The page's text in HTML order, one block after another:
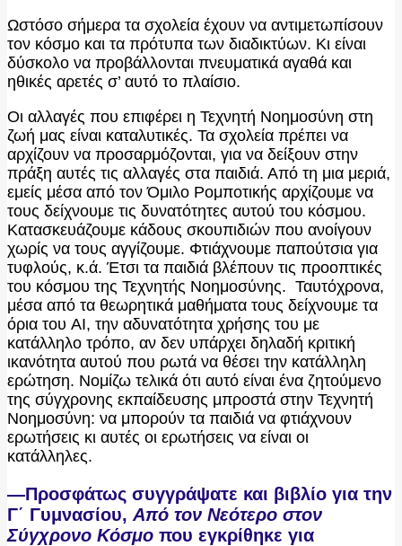
Ωστόσο σήμερα τα σχολεία έχουν να αντιμετωπίσουν
τον κόσμο και τα πρότυπα των διαδικτύων. Κι είναι
δύσκολο να προβάλλονται πνευματικά αγαθά και
ηθικές αρετές σ’ αυτό το πλαίσιο.
Οι αλλαγές που επιφέρει η Τεχνητή Νοημοσύνη στη
ζωή μας είναι καταλυτικές. Τα σχολεία πρέπει να
αρχίζουν να προσαρμόζονται, για να δείξουν στην
πράξη αυτές τις αλλαγές στα παιδιά. Από τη μια μεριά,
εμείς μέσα από τον Όμιλο Ρομποτικής αρχίζουμε να
τους δείχνουμε τις δυνατότητες αυτού του κόσμου.
Κατασκευάζουμε κάδους σκουπιδιών που ανοίγουν
χωρίς να τους αγγίζουμε. Φτιάχνουμε παπούτσια για
τυφλούς, κ.ά. Έτσι τα παιδιά βλέπουν τις προοπτικές
του κόσμου της Τεχνητής Νοημοσύνης. Ταυτόχρονα,
μέσα από τα θεωρητικά μαθήματα τους δείχνουμε τα
όρια του AI, την αδυνατότητα χρήσης του με
κατάλληλο τρόπο, αν δεν υπάρχει δηλαδή κριτική
ικανότητα αυτού που ρωτά να θέσει την κατάλληλη
ερώτηση. Νομίζω τελικά ότι αυτό είναι ένα ζητούμενο
της σύγχρονης εκπαίδευσης μπροστά στην Τεχνητή
Νοημοσύνη: να μπορούν τα παιδιά να φτιάχνουν
ερωτήσεις κι αυτές οι ερωτήσεις να είναι οι
κατάλληλες.
—Προσφάτως συγγράψατε και βιβλίο για την
Γ΄ Γυμνασίου, Από τον Νεότερο στον
Σύγχρονο Κόσμο που εγκρίθηκε για